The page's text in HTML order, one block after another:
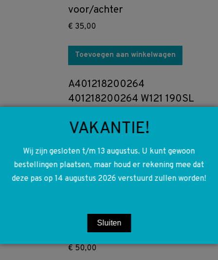
voor/achter
€ 35,00
Toevoegen aan winkelwagen
A401218200264
401218200264 W121 190SL
lens glas rood
€ 35,00
Toevoegen aan winkelwagen
18 12 r29 0001354004 W110
W111 W112 W121 Startmotor
€ 50,00
VAKANTIE!
Wij zijn gesloten t/m 13 augustus. U kunt gewoon
bestellingen plaatsen, maar houd er rekening mee dat
deze pas op 14 augustus 2026 verstuurd zullen worden!
Sluiten